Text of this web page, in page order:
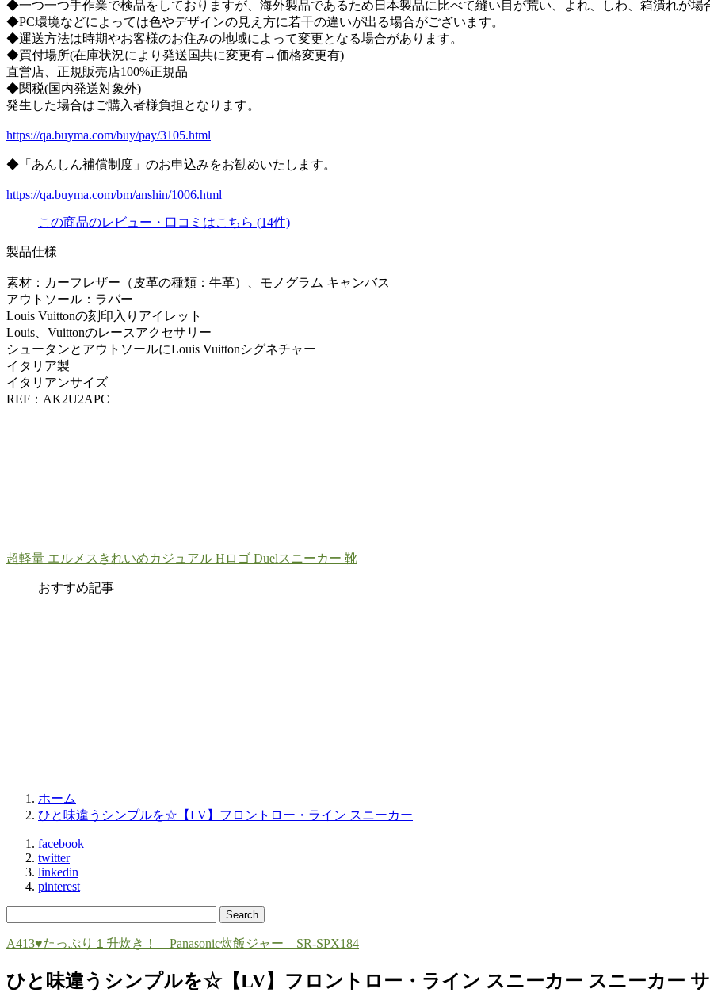
◆一つ一つ手作業で検品をしておりますが、海外製品であるため日本製品に比べて縫い目が荒い、よれ、しわ、箱潰れが場
◆PC環境などによっては色やデザインの見え方に若干の違いが出る場合がございます。
◆運送方法は時期やお客様のお住みの地域によって変更となる場合があります。
◆買付場所(在庫状況により発送国共に変更有→価格変更有)
直営店、正規販売店100%正規品
◆関税(国内発送対象外)
発生した場合はご購入者様負担となります。
https://qa.buyma.com/buy/pay/3105.html
◆「あんしん補償制度」のお申込みをお勧めいたします。
https://qa.buyma.com/bm/anshin/1006.html
この商品のレビュー・口コミはこちら (14件)
製品仕様
素材：カーフレザー（皮革の種類：牛革）、モノグラム キャンバス
アウトソール：ラバー
Louis Vuittonの刻印入りアイレット
Louis、Vuittonのレースアクセサリー
シュータンとアウトソールにLouis Vuittonシグネチャー
イタリア製
イタリアンサイズ
REF：AK2U2APC
超軽量 エルメスきれいめカジュアル Hロゴ Duelスニーカー 靴
おすすめ記事
ホーム
ひと味違うシンプルを☆【LV】フロントロー・ライン スニーカー
facebook
twitter
linkedin
pinterest
A413♥たっぷり１升炊き！ Panasonic炊飯ジャー SR-SPX184
ひと味違うシンプルを☆【LV】フロントロー・ライン スニーカー スニーカー